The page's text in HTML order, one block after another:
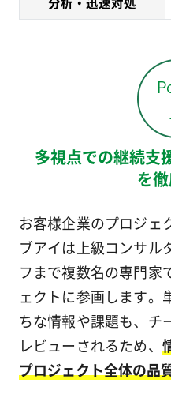
多視点での継続支
を
お客様企業のプロジェ
ブアイは上級コンサル
フまで複数名の専門家
ェクトに参画します。
ちな情報や課題も、チ
レビューされるため、
プロジェクト全体の品